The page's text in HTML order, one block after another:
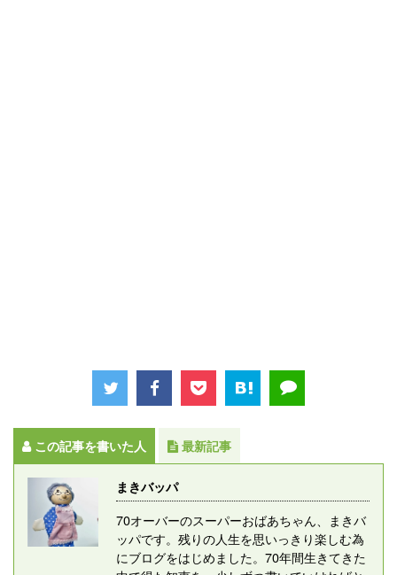
この記事を書いた人 最新記事
まきバッパ
70オーバーのスーパーおばあちゃん、まきバ
ッパです。残りの人生を思いっきり楽しむ為
にブログをはじめました。70年間生きてきた